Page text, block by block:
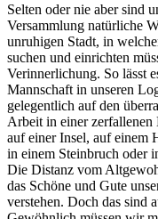
Selten oder nie aber sind
Versammlung natürliche
unruhigen Stadt, in
suchen und einrichten
Verinnerlichung. So lässt
Mannschaft in unseren
gelegentlich auf den
Arbeit in einer
auf einer Insel, auf einem
in einem Steinbruch oder
Die Distanz vom
das Schöne und Gute
verstehen. Doch das sind